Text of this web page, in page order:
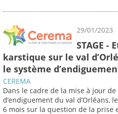
29/01/2023
STAGE -
karstique sur le val
le système
CEREMA
Dans le cadre de la mise à jour
d’endiguement du val d’Orléans,
6 mois sur la question de la prise